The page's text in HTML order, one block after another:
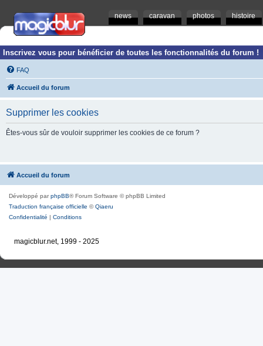
news caravan photos histoire
Inscrivez vous pour bénéficier de toutes les fonctionnalités du forum !
FAQ
Accueil du forum
Supprimer les cookies
Êtes-vous sûr de vouloir supprimer les cookies de ce forum ?
Accueil du forum
Développé parphpBB® Forum Software © phpBB Limited
Traduction française officielle ©Qiaeru
Confidentialité | Conditions
magicblur.net, 1999 - 2025